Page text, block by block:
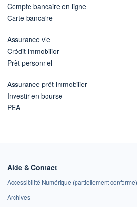
Compte bancaire en ligne
Carte bancaire
Assurance vie
Crédit immobilier
Prêt personnel
Assurance prêt immobilier
Investir en bourse
PEA
Aide & Contact
Accessibilité Numérique (partiellement conforme)
Archives